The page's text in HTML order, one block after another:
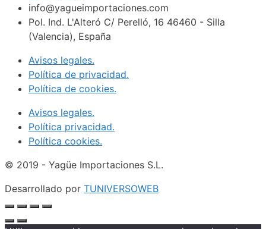
info@yagueimportaciones.com
Pol. Ind. L'Alteró C/ Perelló, 16 46460 - Silla
(Valencia), España
Avisos legales.
Política de privacidad.
Política de cookies.
Avisos legales.
Política privacidad.
Política cookies.
© 2019 - Yagüe Importaciones S.L.
Desarrollado por TUNIVERSOWEB